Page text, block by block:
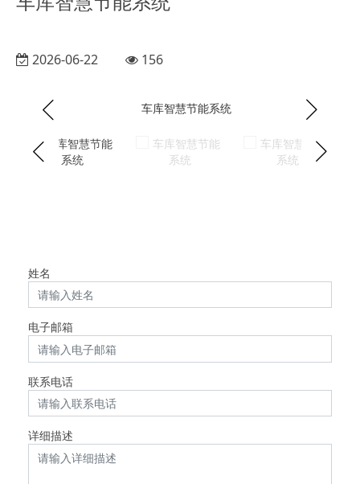
2026-06-22 156
姓名
电子邮箱
联系电话
详细描述